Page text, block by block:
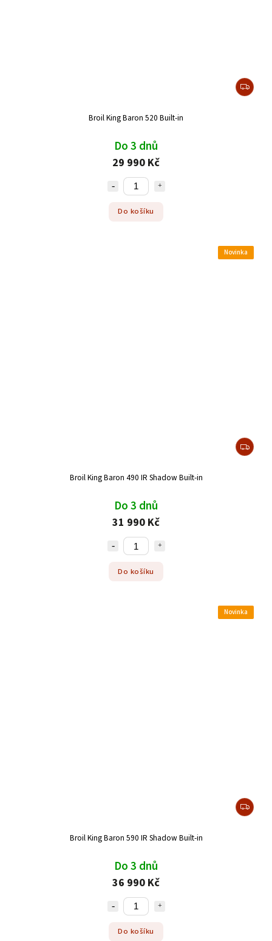
Broil King Baron 520 Built-in
Do 3 dnů
29 990 Kč
Do košíku
Novinka
Broil King Baron 490 IR Shadow Built-in
Do 3 dnů
31 990 Kč
Do košíku
Novinka
Broil King Baron 590 IR Shadow Built-in
Do 3 dnů
36 990 Kč
Do košíku